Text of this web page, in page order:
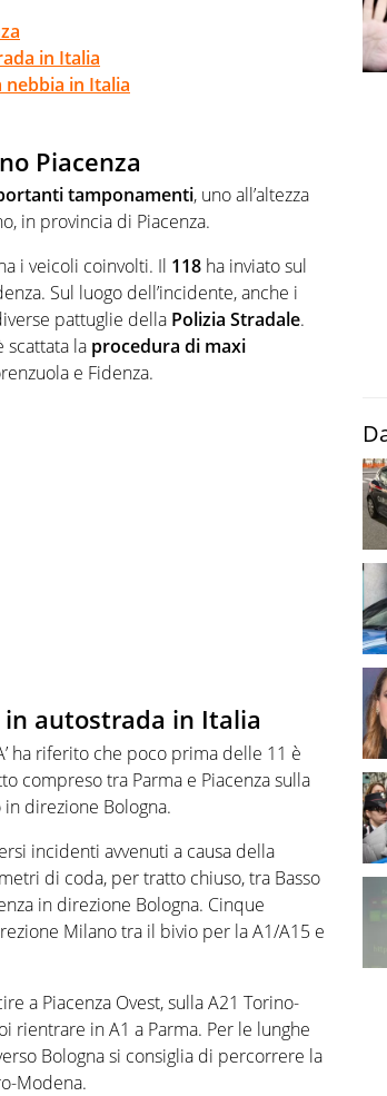
in Italia
in Italia
Piacenza
tamponamenti, uno all’altezza
in provincia di Piacenza.
i veicoli coinvolti. Il 118 ha inviato sul
Sul luogo dell’incidente, anche i
pattuglie della Polizia Stradale.
scattata la procedura di maxi
e Fidenza.
autostrada in Italia
ha riferito che poco prima delle 11 è
compreso tra Parma e Piacenza sulla
direzione Bologna.
incidenti avvenuti a causa della
di coda, per tratto chiuso, tra Basso
in direzione Bologna. Cinque
Milano tra il bivio per la A1/A15 e
a Piacenza Ovest, sulla A21 Torino-
rientrare in A1 a Parma. Per le lunghe
Bologna si consiglia di percorrere la
Modena.